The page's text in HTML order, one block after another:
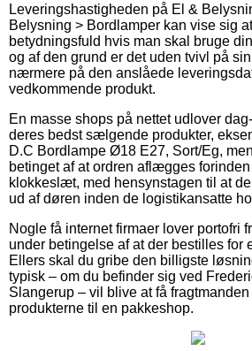
Leveringshastigheden på El &
Belysning > Bordlamper kan vise sig
betydningsfuld hvis man skal bruge
og af den grund er det uden tvivl på
nærmere på den anslåede
vedkommende produkt.
En masse shops på nettet udlover
deres bedst sælgende produkter,
D.C Bordlampe Ø18 E27, Sort/Eg,
betinget af at ordren aflægges
klokkeslæt, med hensynstagen til at
ud af døren inden de logistikansatte
Nogle få internet firmaer lover portofri
under betingelse af at der bestilles for
Ellers skal du gribe den billigste
typisk – om du befinder sig ved
Slangerup – vil blive at få
produkterne til en pakkeshop.